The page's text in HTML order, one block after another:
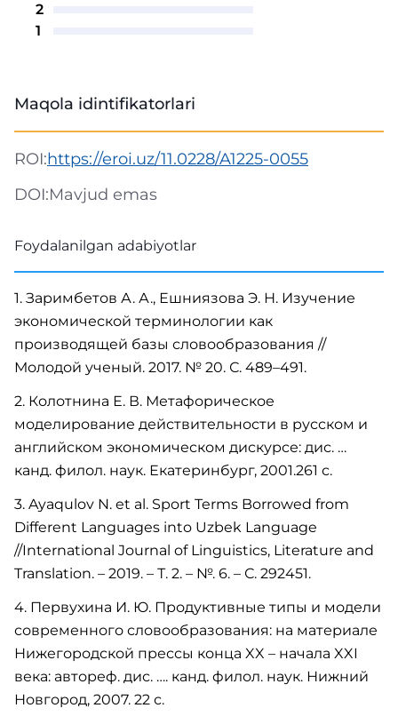
2
1
Maqola idintifikatorlari
ROI:https://eroi.uz/11.0228/A1225-0055
DOI:Mavjud emas
Foydalanilgan adabiyotlar
1. Заримбетов А. А., Ешниязова Э. Н. Изучение
экономической терминологии как
производящей базы словообразования //
Молодой ученый. 2017. № 20. С. 489–491.
2. Колотнина Е. В. Метафорическое
моделирование действительности в русском и
английском экономическом дискурсе: дис. …
канд. филол. наук. Екатеринбург, 2001.261 с.
3. Ayaqulov N. et al. Sport Terms Borrowed from
Different Languages into Uzbek Language
//International Journal of Linguistics, Literature and
Translation. – 2019. – Т. 2. – №. 6. – С. 292451.
4. Первухина И. Ю. Продуктивные типы и модели
современного словообразования: на материале
Нижегородской прессы конца XX – начала XXI
века: автореф. дис. …. канд. филол. наук. Нижний
Новгород, 2007. 22 с.